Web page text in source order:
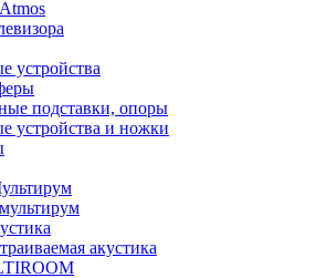
устройства
подставки, опоры
устройства и ножки
акустика